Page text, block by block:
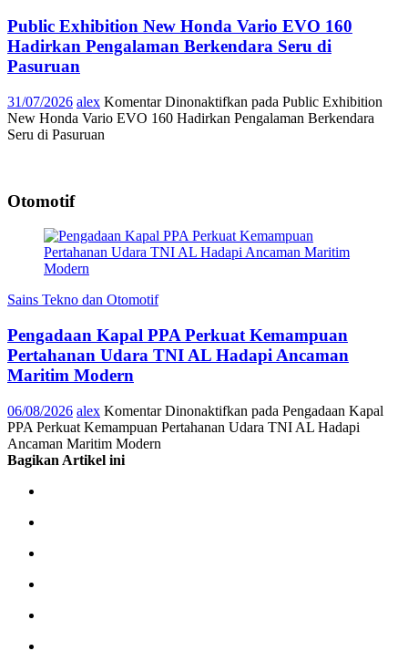
Public Exhibition New Honda Vario EVO 160
Hadirkan Pengalaman Berkendara Seru di
Pasuruan
31/07/2026 alex Komentar Dinonaktifkan pada Public Exhibition
New Honda Vario EVO 160 Hadirkan Pengalaman Berkendara
Seru di Pasuruan
Otomotif
Sains Tekno dan Otomotif
Pengadaan Kapal PPA Perkuat Kemampuan
Pertahanan Udara TNI AL Hadapi Ancaman
Maritim Modern
06/08/2026 alex Komentar Dinonaktifkan pada Pengadaan Kapal
PPA Perkuat Kemampuan Pertahanan Udara TNI AL Hadapi
Ancaman Maritim Modern
Bagikan Artikel ini